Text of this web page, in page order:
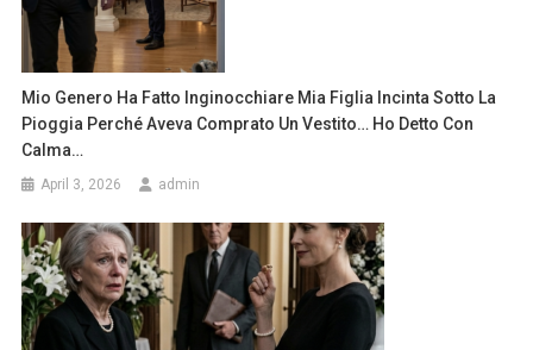
Mio Genero Ha Fatto Inginocchiare Mia Figlia Incinta Sotto La
Pioggia Perché Aveva Comprato Un Vestito… Ho Detto Con
Calma…
April 3, 2026 admin